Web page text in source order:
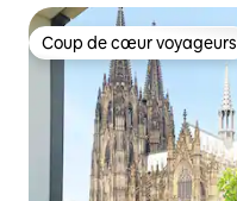
Coup de cœur voyageurs
Coup de cœur voyageurs